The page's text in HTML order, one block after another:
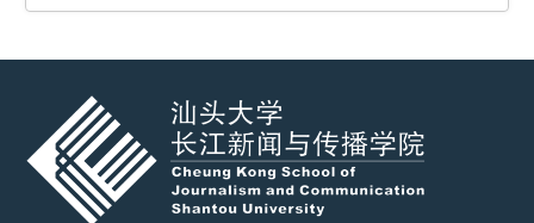
络传播》等刊物上发表论文和评论五十多篇。...